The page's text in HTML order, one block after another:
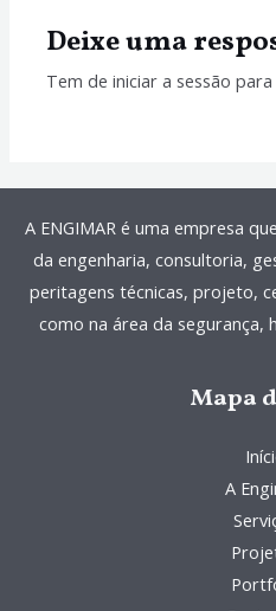
Deixe uma
Tem deiniciar a sessão
A ENGIMAR é uma empresa
da engenharia, consultoria,
peritagens técnicas, projeto,
como na área da segurança,
Mapa
A